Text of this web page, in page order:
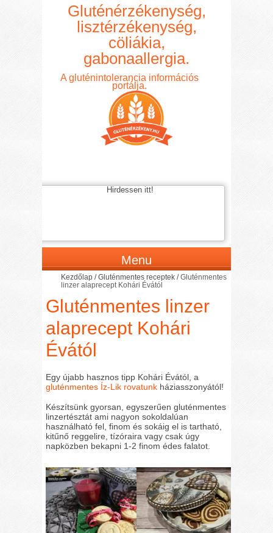
Gluténérzékenység,
lisztérzékenység,
cöliákia,
gabonaallergia.
A gluténintolerancia információs
portálja.
Hirdessen itt!
Menu
Kezdőlap /Gluténmentes receptek /Gluténmentes
linzer alaprecept Kohári Évától
Gluténmentes linzer
alaprecept Kohári
Évától
Egy újabb hasznos tipp Kohári Évától, a
gluténmentes Íz-Lik rovatunk háziasszonyától!
Készítsünk gyorsan, egyszerűen gluténmentes
linzertésztát ami nagyon sokoldalúan
használható fel, finom és sokáig el is tartható,
kitűnő reggelire, tízóraira vagy csak úgy
napközben bekapni 1-2 finom édes falatot.